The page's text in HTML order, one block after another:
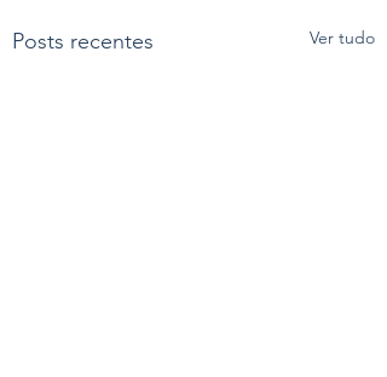
Posts recentes Ver tudo